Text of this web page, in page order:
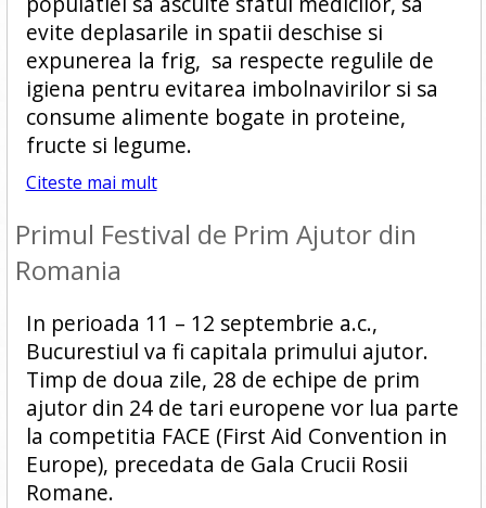
evite deplasarile in spatii deschise si
expunerea la frig, sa respecte regulile de
igiena pentru evitarea imbolnavirilor si sa
consume alimente bogate in proteine,
fructe si legume.
Citeste mai mult
Primul Festival de Prim Ajutor din
Romania
In perioada 11 – 12 septembrie a.c.,
Bucurestiul va fi capitala primului ajutor.
Timp de doua zile, 28 de echipe de prim
ajutor din 24 de tari europene vor lua parte
la competitia FACE (First Aid Convention in
Europe), precedata de Gala Crucii Rosii
Romane.